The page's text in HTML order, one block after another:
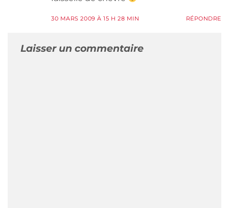
30 MARS 2009 À 15 H 28 MIN RÉPONDRE
Laisser un commentaire